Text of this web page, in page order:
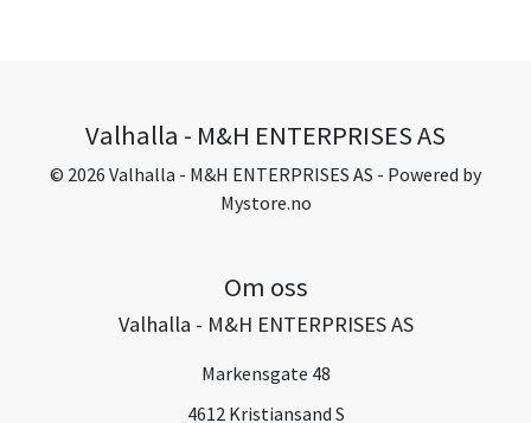
Valhalla - M&H ENTERPRISES AS
© 2026 Valhalla - M&H ENTERPRISES AS - Powered by
Mystore.no
Om oss
Valhalla - M&H ENTERPRISES AS
Markensgate 48
4612 Kristiansand S